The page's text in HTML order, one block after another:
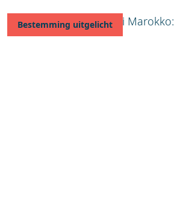
Bestemming uitgelicht